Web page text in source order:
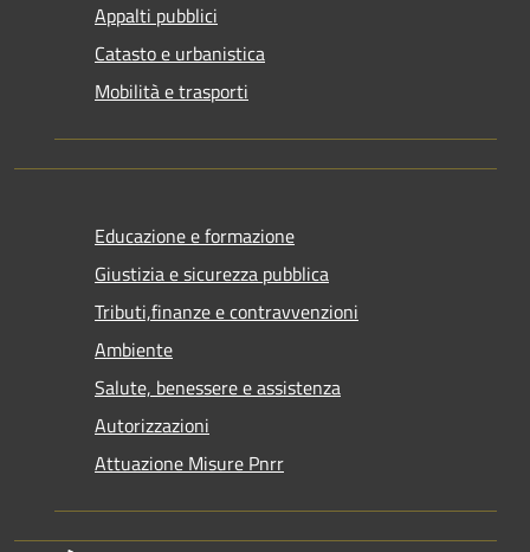
Appalti pubblici
Catasto e urbanistica
Mobilità e trasporti
Educazione e formazione
Giustizia e sicurezza pubblica
Tributi,finanze e contravvenzioni
Ambiente
Salute, benessere e assistenza
Autorizzazioni
Attuazione Misure Pnrr